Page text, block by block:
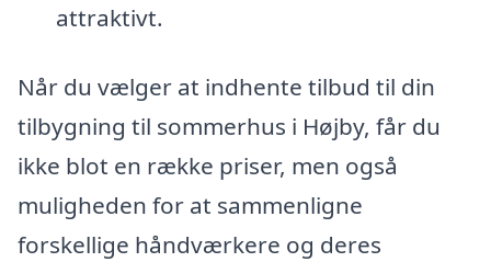
attraktivt.
Når du vælger at indhente tilbud til din
tilbygning til sommerhus i Højby, får du
ikke blot en række priser, men også
muligheden for at sammenligne
forskellige håndværkere og deres